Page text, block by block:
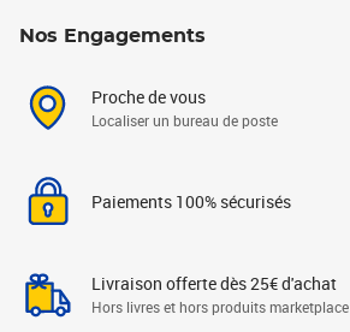
Nos Engagements
Proche de vous
Localiser un bureau de poste
Paiements 100% sécurisés
Livraison offerte dès 25€ d'achat
Hors livres et hors produits marketplace